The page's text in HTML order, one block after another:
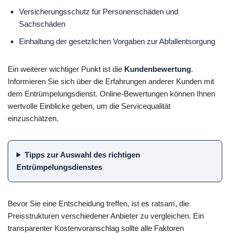
Versicherungsschutz für Personenschäden und
Sachschäden
Einhaltung der gesetzlichen Vorgaben zur Abfallentsorgung
Ein weiterer wichtiger Punkt ist die Kundenbewertung.
Informieren Sie sich über die Erfahrungen anderer Kunden mit
dem Entrümpelungsdienst. Online-Bewertungen können Ihnen
wertvolle Einblicke geben, um die Servicequalität
einzuschätzen.
Tipps zur Auswahl des richtigen
Entrümpelungsdienstes
Bevor Sie eine Entscheidung treffen, ist es ratsam, die
Preisstrukturen verschiedener Anbieter zu vergleichen. Ein
transparenter Kostenvoranschlag sollte alle Faktoren